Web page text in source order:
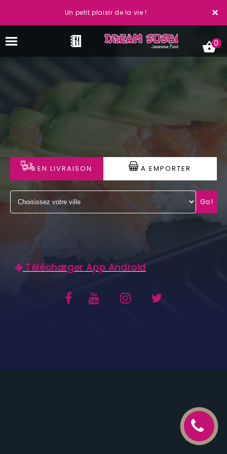
×
Un petit plaisir de la vie !
ACCUEIL
LA CARTE
VOTRE COMPTE
NOTRE RESTAURANT
VOS AVIS
0
EN LIVRAISON A EMPORTER
Go!
Télécharger App Android